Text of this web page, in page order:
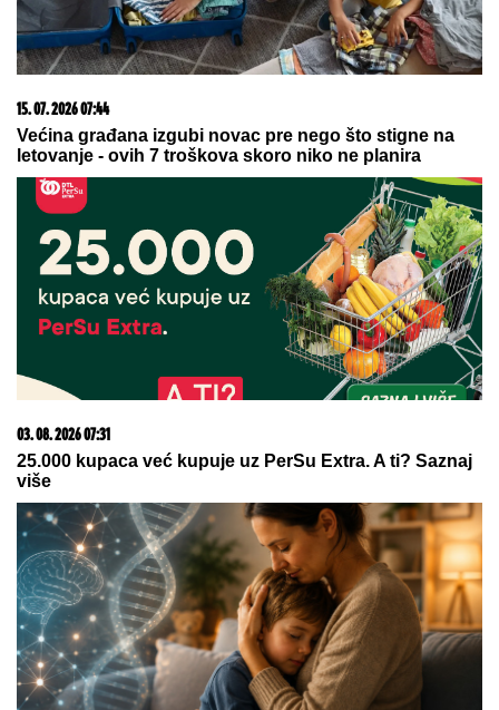
Paparaco: Tea Tairović sa suprugom
na LUKS JAHTI nakon saobraćajne
nezgode, svi spazili ZAVOJ OKO
STRAVIČNA NESREĆA KOD
JASENOVIKA!Strahuje se da ima
TEŠKO POVREĐENIH, sve vrvi od
policije i Hitne pomoći (FOTO)
by Aklamator
09. 08. 2026 06:20
Hapoelu se ne piše dobro: Fantastične vesti za Crvenu
zvezdu pred meč sezone na "Marakani"